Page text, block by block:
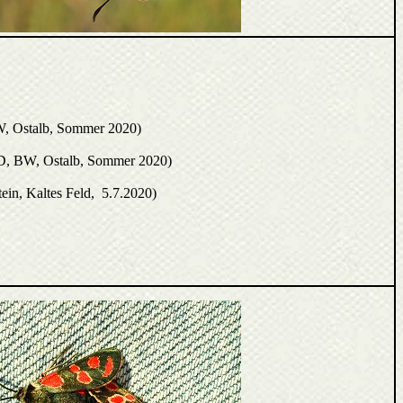
Ostalb, Sommer 2020)
BW, Ostalb, Sommer 2020)
Kaltes Feld, 5.7.2020)